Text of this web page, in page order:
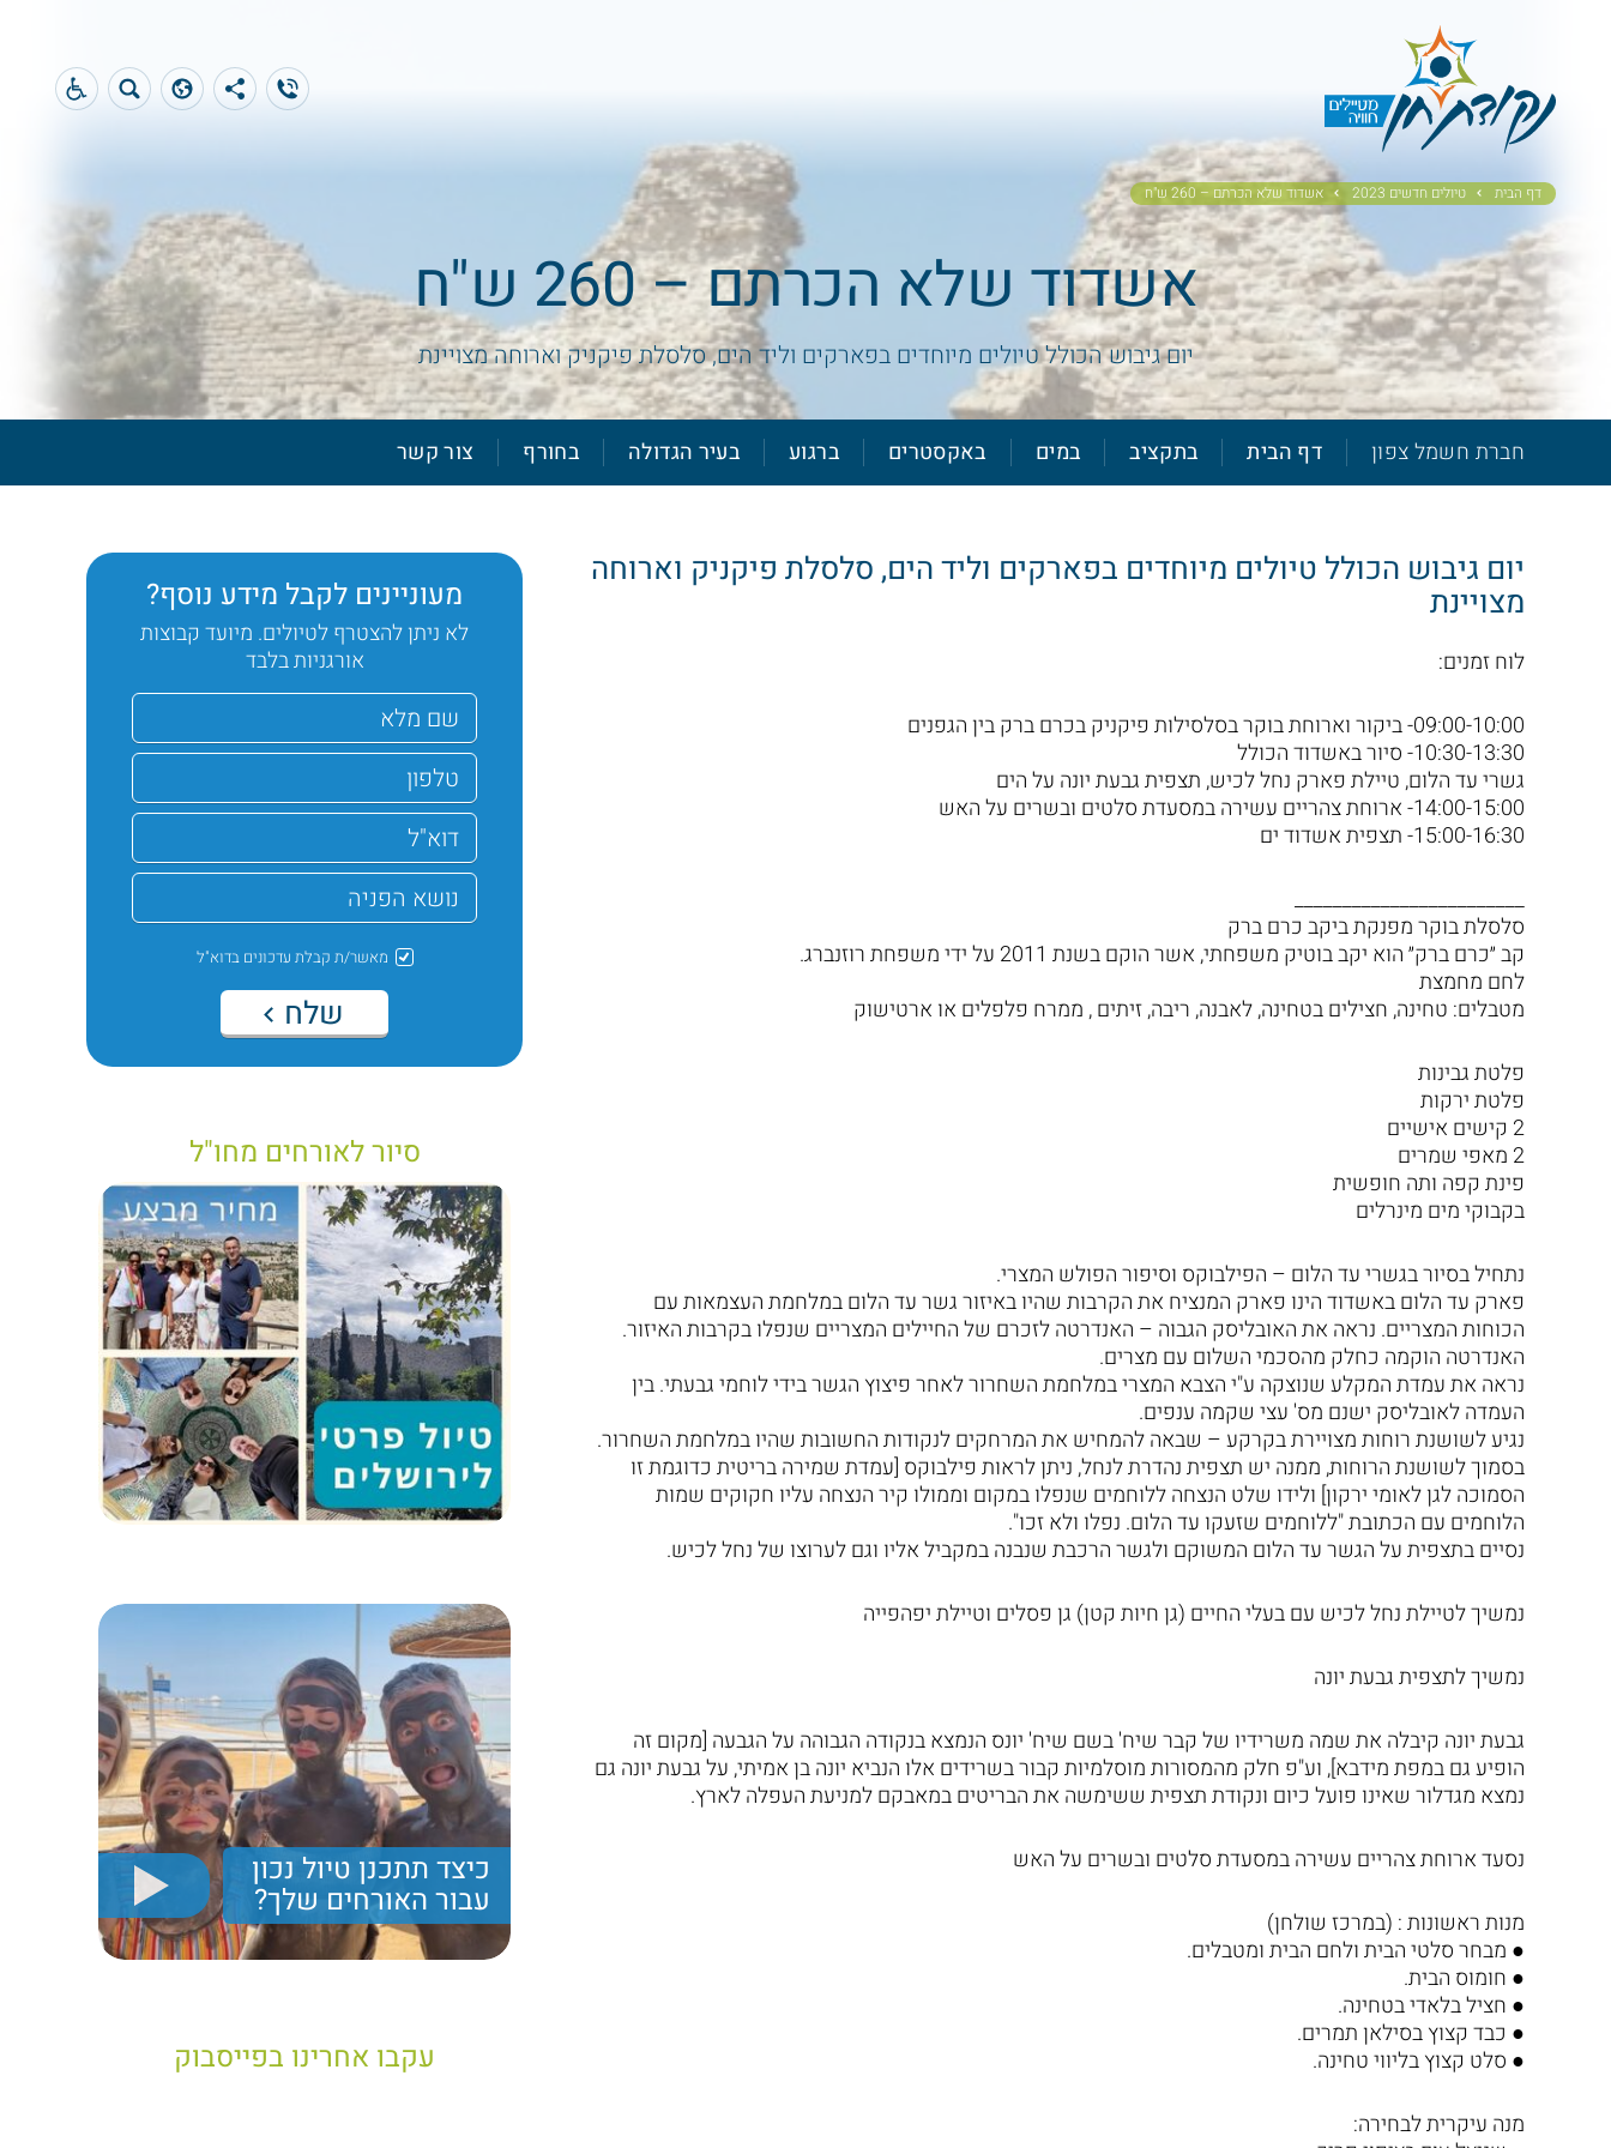
דף הבית טיולים חדשים 2023 אשדוד שלא הכרתם – 260 ש"ח
אשדוד שלא הכרתם – 260 ש"ח
יום גיבוש הכולל טיולים מיוחדים בפארקים וליד הים, סלסלת פיקניק וארוחה מצויינת
חברת חשמל צפון דף הבית בתקציב במים באקסטרים ברגוע בעיר הגדולה בחורף צור קשר
יום גיבוש הכולל טיולים מיוחדים בפארקים וליד הים, סלסלת פיקניק וארוחה
מצויינת
לוח זמנים:
09:00-10:00- ביקור וארוחת בוקר בסלסילות פיקניק בכרם ברק בין הגפנים
10:30-13:30- סיור באשדוד הכולל
גשרי עד הלום, טיילת פארק נחל לכיש, תצפית גבעת יונה על הים
14:00-15:00- ארוחת צהריים עשירה במסעדת סלטים ובשרים על האש
15:00-16:30- תצפית אשדוד ים
________________________
סלסלת בוקר מפנקת ביקב כרם ברק
קב ״כרם ברק״ הוא יקב בוטיק משפחתי, אשר הוקם בשנת 2011 על ידי משפחת רוזנברג.
לחם מחמצת
מטבלים: טחינה, חצילים בטחינה, לאבנה, ריבה, זיתים , ממרח פלפלים או ארטישוק
פלטת גבינות
פלטת ירקות
2 קישים אישיים
2 מאפי שמרים
פינת קפה ותה חופשית
בקבוקי מים מינרלים
נתחיל בסיור בגשרי עד הלום – הפילבוקס וסיפור הפולש המצרי.
פארק עד הלום באשדוד הינו פארק המנציח את הקרבות שהיו באיזור גשר עד הלום במלחמת העצמאות עם
הכוחות המצריים. נראה את האובליסק הגבוה – האנדרטה לזכרם של החיילים המצריים שנפלו בקרבות האיזור.
האנדרטה הוקמה כחלק מהסכמי השלום עם מצרים.
נראה את עמדת המקלע שנוצקה ע"י הצבא המצרי במלחמת השחרור לאחר פיצוץ הגשר בידי לוחמי גבעתי. בין
העמדה לאובליסק ישנם מס' עצי שקמה ענפים.
נגיע לשושנת רוחות מצויירת בקרקע – שבאה להמחיש את המרחקים לנקודות החשובות שהיו במלחמת השחרור.
בסמוך לשושנת הרוחות, ממנה יש תצפית נהדרת לנחל, ניתן לראות פילבוקס [עמדת שמירה בריטית כדוגמת זו
הסמוכה לגן לאומי ירקון] ולידו שלט הנצחה ללוחמים שנפלו במקום וממולו קיר הנצחה עליו חקוקים שמות
הלוחמים עם הכתובת "ללוחמים שזעקו עד הלום. נפלו ולא זכו".
נסיים בתצפית על הגשר עד הלום המשוקם ולגשר הרכבת שנבנה במקביל אליו וגם לערוצו של נחל לכיש.
נמשיך לטיילת נחל לכיש עם בעלי החיים (גן חיות קטן) גן פסלים וטיילת יפהפייה
נמשיך לתצפית גבעת יונה
גבעת יונה קיבלה את שמה משרידיו של קבר שיח' בשם שיח' יונס הנמצא בנקודה הגבוהה על הגבעה [מקום זה
הופיע גם במפת מידבא], וע"פ חלק מהמסורות מוסלמיות קבור בשרידים אלו הנביא יונה בן אמיתי, על גבעת יונה גם
נמצא מגדלור שאינו פועל כיום ונקודת תצפית ששימשה את הבריטים במאבקם למניעת העפלה לארץ.
נסעד ארוחת צהריים עשירה במסעדת סלטים ובשרים על האש
מנות ראשונות : (במרכז שולחן)
● מבחר סלטי הבית ולחם הבית ומטבלים.
● חומוס הבית.
● חציל בלאדי בטחינה.
● כבד קצוץ בסילאן תמרים.
● סלט קצוץ בליווי טחינה.
מנה עיקרית לבחירה:
מעוניינים לקבל מידע נוסף?
לא ניתן להצטרף לטיולים. מיועד קבוצות
אורגניות בלבד
מאשר/ת קבלת עדכונים בדוא"ל
שלח
סיור לאורחים מחו"ל
כיצד תתכנן טיול נכון
עבור האורחים שלך?
יריב חן, מציג את הקווים המנחים לבניית טיול נכון עבור
תיירים בישראל
עקבו אחרינו בפייסבוק